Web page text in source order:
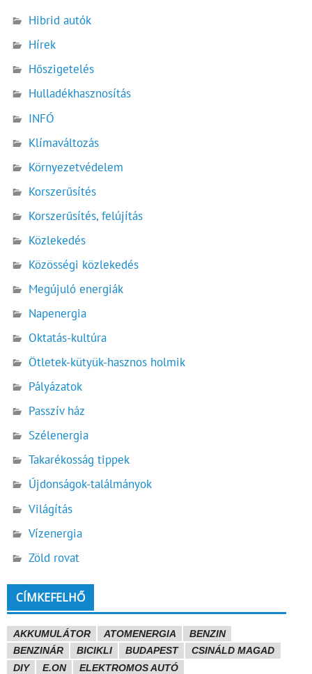
Hibrid autók
Hírek
Hőszigetelés
Hulladékhasznosítás
INFÓ
Klímaváltozás
Környezetvédelem
Korszerűsítés
Korszerűsítés, felújítás
Közlekedés
Közösségi közlekedés
Megújuló energiák
Napenergia
Oktatás-kultúra
Ötletek-kütyük-hasznos holmik
Pályázatok
Passzív ház
Szélenergia
Takarékosság tippek
Újdonságok-találmányok
Világítás
Vízenergia
Zöld rovat
CÍMKEFELHŐ
AKKUMULÁTOR ATOMENERGIA
BENZIN
BENZINÁR
BICIKLI BUDAPEST
CSINÁLD MAGAD
DIY
E.ON
ELEKTROMOS AUTÓ